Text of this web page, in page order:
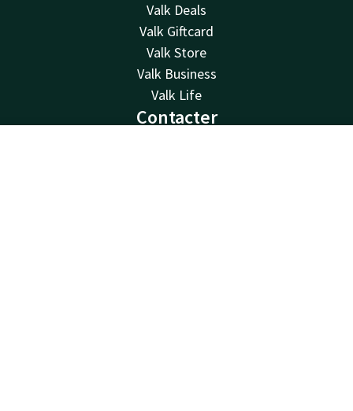
Valk Deals
Valk Giftcard
Valk Store
Valk Business
Valk Life
Contacter